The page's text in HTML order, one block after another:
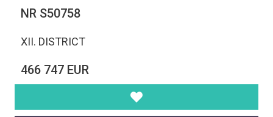
NR S50758
XII. DISTRICT
466 747 EUR